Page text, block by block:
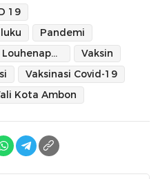
19
Pandemi
Richard Louhenapessy
Vaksin
Vaksinasi Covid-19
Kota Ambon